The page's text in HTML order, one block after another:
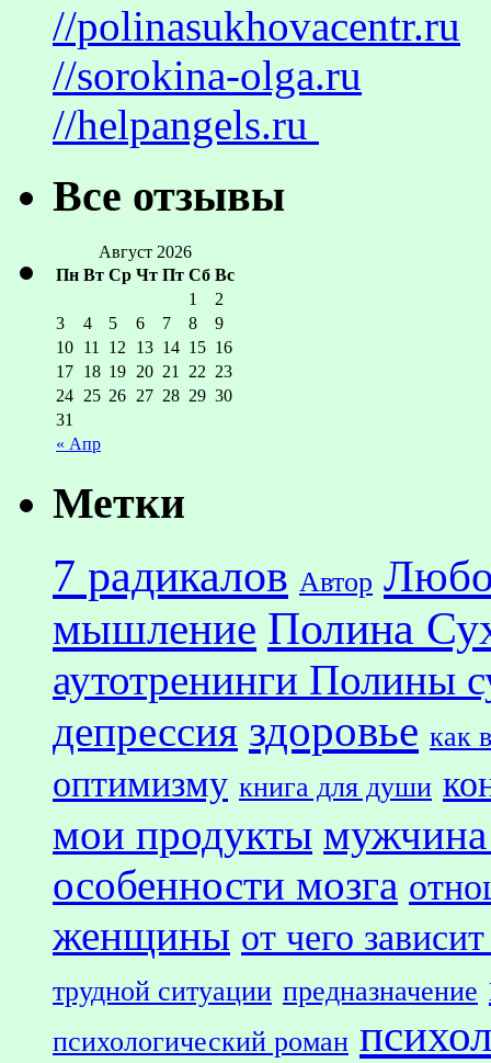
//polinasukhovacentr.ru
//sorokina-olga.ru
//helpangels.ru
Все отзывы
Август 2026
Пн Вт Ср Чт Пт Сб Вс
« Апр
1
2
3
4 5 6 7 8
9
10 11 12 13 14 15 16
17 18 19 20 21 22 23
24 25 26 27 28 29 30
31
Метки
7 радикалов Автор
мышление Полина
аутотренинги Полины
депрессия здоровье как
оптимизму книга для души
мои продукты
особенности мозга
женщины от чего
трудной ситуации предназначение
психологический роман